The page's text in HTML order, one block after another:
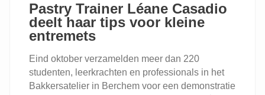
Pastry Trainer Léane Casadio
deelt haar tips voor kleine
entremets
Eind oktober verzamelden meer dan 220
studenten, leerkrachten en professionals in het
Bakkersatelier in Berchem voor een demonstratie